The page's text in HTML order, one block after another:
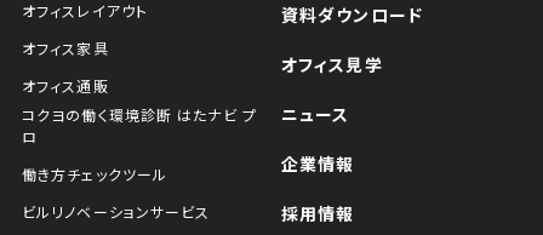
オフィスレイアウト
オフィス家具
オフィス通販
コクヨの働く環境診断 はたナビ プ
ロ
働き方チェックツール
ビルリノベーションサービス
資料ダウンロード
オフィス見学
ニュース
企業情報
採用情報